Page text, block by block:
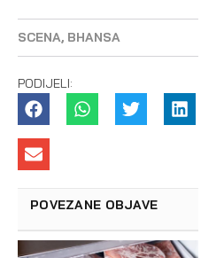
SCENA, BHANSA
PODIJELI:
POVEZANE OBJAVE